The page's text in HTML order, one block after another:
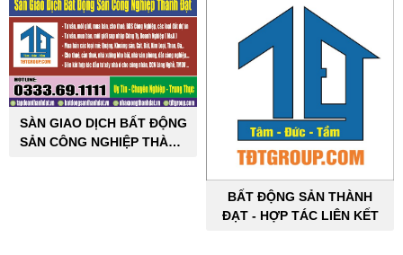
SÀN GIAO DỊCH BẤT ĐỘNG
SẢN CÔNG NGHIỆP THÀNH
BẤT ĐỘNG SẢN THÀNH
ĐẠT - HỢP TÁC LIÊN KẾT